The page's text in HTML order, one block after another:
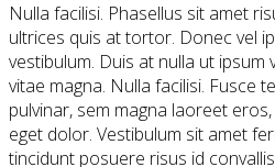
Nulla facilisi. Phasellus sit amet
ultrices quis at tortor. Donec vel
vestibulum. Duis at nulla ut
vitae magna. Nulla facilisi. Fusce
pulvinar, sem magna laoreet
eget dolor. Vestibulum sit amet
tincidunt posuere risus id